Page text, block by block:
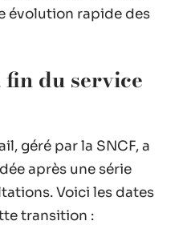
évolution rapide des
fin du service
géré par la SNCF, a
après une série
Voici les dates
transition :